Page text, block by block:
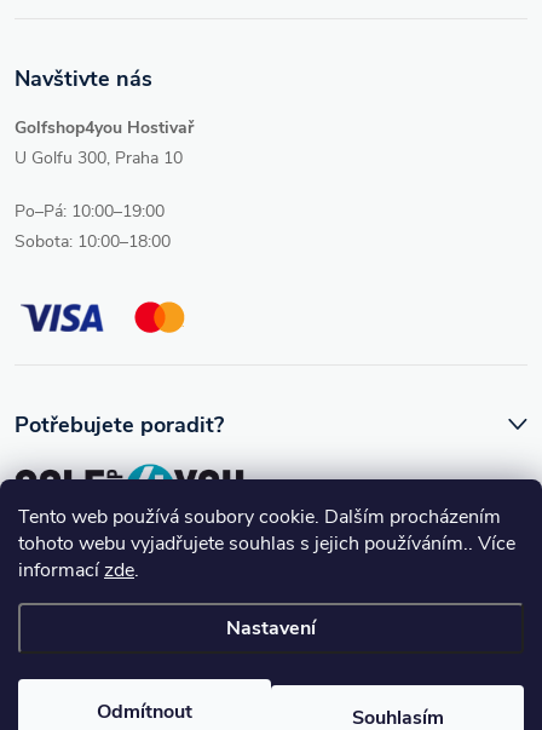
Tento web používá soubory cookie. Dalším procházením
tohoto webu vyjadřujete souhlas s jejich používáním.. Více
informacízde.
Nastavení
Odmítnout Souhlasím
Navštivte nás
Golfshop4you Hostivař
U Golfu 300, Praha 10
Po–Pá: 10:00–19:00
Sobota: 10:00–18:00
Potřebujete poradit?
Ozve se vám skutečný člověk, který golfovému vybavení rozumí.
nastavení cookies